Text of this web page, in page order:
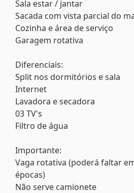
Sala estar / jantar
Sacada com vista parcial do
Cozinha e área de serviço
Garagem rotativa
Diferenciais:
Split nos dormitórios e sala
Internet
Lavadora e secadora
03 TV's
Filtro de água
Importante:
Vaga rotativa (poderá faltar
épocas)
Não serve camionete